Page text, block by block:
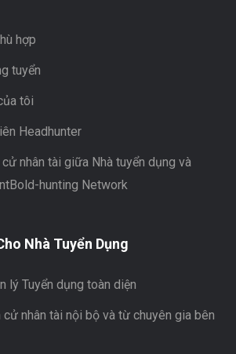
hợp
tuyển
tôi
Headhunter
nhân tài giữa Nhà tuyển dụng và
hunting Network
Nhà Tuyển Dụng
lý Tuyển dụng toàn diện
cử nhân tài nội bộ và từ chuyên gia bên